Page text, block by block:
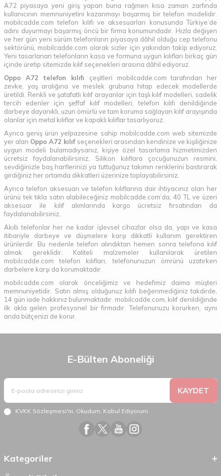
A72 piyasaya yeni giriş yapan buna rağmen kısa zaman zarfında
kullanıcının memnuniyetini kazanmayı başarmış bir telefon modelidir.
mobilcadde.com telefon kılıfı ve aksesuarları konusunda Türkiye’de
adını duyurmayı başarmış öncü bir firma konumundadır. Hızla değişen
ve her gün yeni sürüm telefonların piyasaya dâhil olduğu cep telefonu
sektörünü, mobilcadde.com olarak sizler için yakından takip ediyoruz.
Yeni tasarlanan telefonların kasa ve formuna uygun kılıfları birkaç gün
içinde üretip sitemizde kılıf seçenekleri arasına dâhil ediyoruz.
Oppo A72 telefon kılıfı çeşitleri mobilcadde.com tarafından her
zevke, yaş aralığına ve meslek grubuna hitap edecek modellerde
üretildi. Renkli ve şatafatlı kılıf arayanlar için taşlı kılıf modelleri, sadelik
tercih edenler için şeffaf kılıf modelleri, telefon kılıfı denildiğinde
darbeye dayanıklı, uzun ömürlü ve tam koruma sağlayan kılıf arayışında
olanlar için metal kılıflar ve kapaklı kılıflar tasarlıyoruz.
Ayrıca geniş ürün yelpazesine sahip mobilcadde.com web sitemizde
yer alan Oppo A72 kılıfseçenekleri arasından kendinize ve kişiliğinize
uygun modeli bulamadıysanız, kişiye özel tasarlama hizmetimizden
ücretsiz faydalanabilirsiniz. Silikon kılıflara çocuğunuzun resmini,
sevdiğinizle baş harflerinizi ya tuttuğunuz takımın renklerini bastırarak
girdiğiniz her ortamda dikkatleri üzerinize toplayabilirsiniz.
Ayrıca telefon aksesuarı ve telefon kılıflarına dair ihtiyacınız olan her
ürünü tek tıkla satın alabileceğiniz mobilcadde.com’da, 40 TL ve üzeri
aksesuar ile kılıf alımlarında kargo ücretsiz fırsatından da
faydalanabilirsiniz.
Akıllı telefonlar her ne kadar işlevsel cihazlar olsa da, yapı ve kasa
itibariyle darbeye ve düşmelere karşı dikkatli kullanım gerektiren
ürünlerdir. Bu nedenle telefon alındıktan hemen sonra telefona kılıf
almak gereklidir. Kaliteli malzemeler kullanılarak üretilen
mobilcadde.com telefon kılıfları, telefonunuzun ömrünü uzatırken
darbelere karşı da korumaktadır.
mobilcadde.com olarak önceliğimiz ve hedefimiz daima müşteri
memnuniyetidir. Satın almış olduğunuz kılıfı beğenmediğiniz takdirde,
14 gün iade hakkınız bulunmaktadır. mobilcadde.com, kılıf denildiğinde
ilk akla gelen profesyonel bir firmadır. Telefonunuzu korurken, aynı
anda bütçenizi de korur.
E-Bülten Aboneliği
KAYDET
KVKK Sözleşmesi'ni, Okudum, Kabul Ediyorum.
Kategoriler